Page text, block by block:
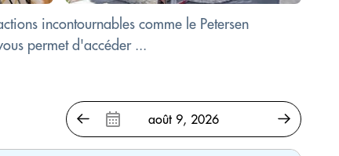
incontournables comme le Petersen
permet d'accéder ...